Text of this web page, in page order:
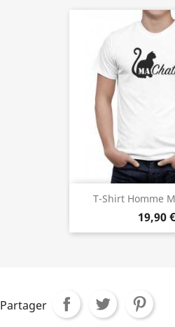
T-Shirt Homme
19,90 €
Partager